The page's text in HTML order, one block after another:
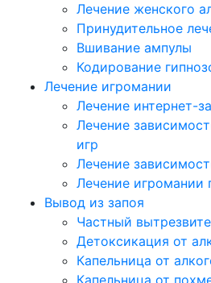
Лечение женского
Принудительное
Вшивание ампулы
Кодирование
Лечение игромании
Лечение интернет-
Лечение
игр
Лечение
Лечение игромании
Вывод из запоя
Частный
Детоксикация от
Капельница от
Капельница от